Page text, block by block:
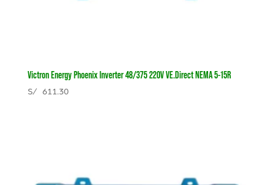
Victron Energy Phoenix Inverter 48/375 220V VE.Direct NEMA 5-15R
S/611.30